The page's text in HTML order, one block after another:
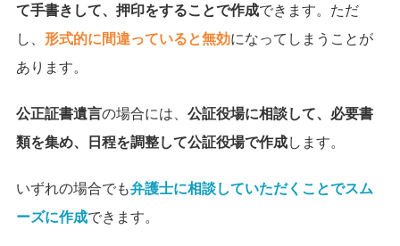
て手書きして、押印をすることで作成できます。ただ
し、 形式的に間違っていると無効になってしまうことが
あります。
公正証書遺言の場合には、 公証役場に相談して、必要書
類を集め、日程を調整して公証役場で作成します。
いずれの場合でも弁護士に相談していただくことでスム
ーズに作成できます。